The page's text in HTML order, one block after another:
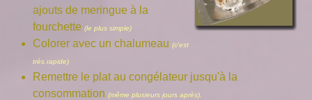
ajouts de meringue à la
fourchette (le plus simple)
Colorer avec un chalumeau (c'est
très rapide)
Remettre le plat au congélateur jusqu'à la
consommation (même plusieurs jours après).